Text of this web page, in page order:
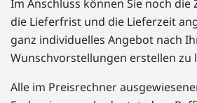
Im Anschluss können Sie noch die
die Lieferfrist und die Lieferzeit
ganz individuelles Angebot nach
Wunschvorstellungen erstellen zu
Alle im Preisrechner